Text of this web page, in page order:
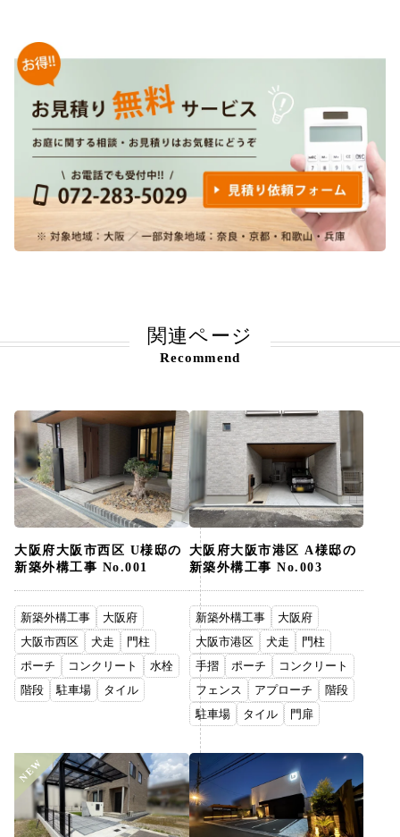
関連ページ
Recommend
大阪府大阪市西区 U様邸の
新築外構工事 No.001
新築外構工事
大阪府
大阪市西区
犬走
門柱
ポーチ
コンクリート
水栓
階段
駐車場 タイル
大阪府大阪市港区 A様邸の
新築外構工事 No.003
新築外構工事
大阪府
大阪市港区
犬走
門柱
手摺
ポーチ
コンクリート
フェンス
アプローチ
階段
駐車場
タイル 門扉
NEW